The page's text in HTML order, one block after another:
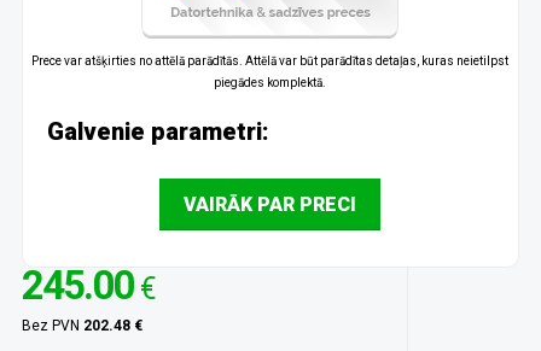
Prece var atšķirties no attēlā parādītās. Attēlā var būt parādītas detaļas, kuras neietilpst
piegādes komplektā.
Galvenie parametri:
VAIRĀK PAR PRECI
245.00 €
Bez PVN 202.48 €